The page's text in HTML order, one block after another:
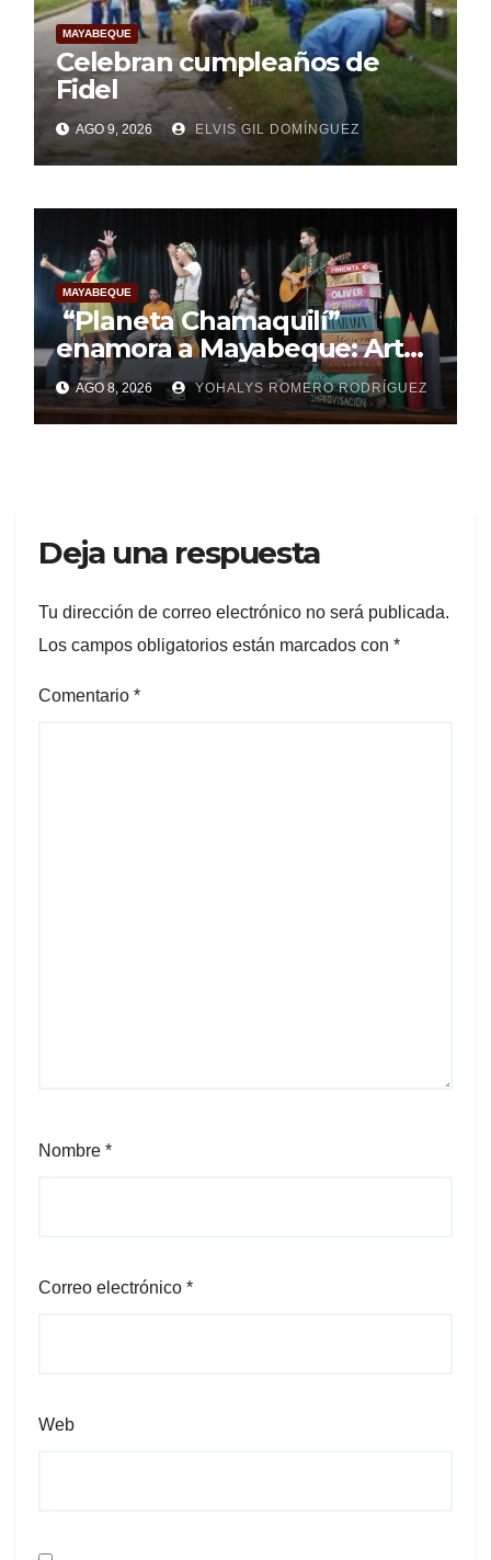
MAYABEQUE
Celebran cumpleaños de
Fidel
AGO 9, 2026 ELVIS GIL DOMÍNGUEZ
MAYABEQUE
“Planeta Chamaquilí”
enamora a Mayabeque: Arte,
poesía y amor en la Semana
Mundial de la Lactancia
Materna
AGO 8, 2026 YOHALYS ROMERO RODRÍGUEZ
Deja una respuesta
Tu dirección de correo electrónico no será publicada.
Los campos obligatorios están marcados con *
Comentario *
Nombre *
Correo electrónico *
Web